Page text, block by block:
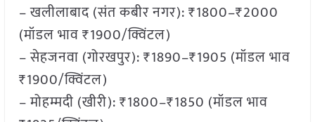
– खलीलाबाद (संत कबीर नगर): ₹1800–₹2000
(मॉडल भाव ₹1900/क्विंटल)
– सेहजनवा (गोरखपुर): ₹1890–₹1905 (मॉडल भाव
₹1900/क्विंटल)
– मोहम्मदी (खीरी): ₹1800–₹1850 (मॉडल भाव